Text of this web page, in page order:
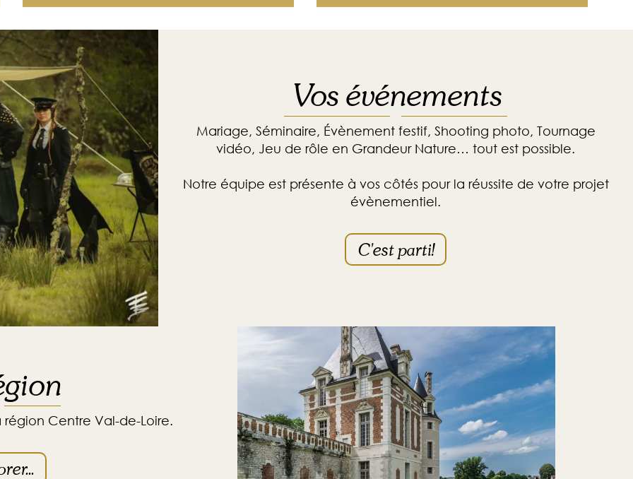
Vos événements
Mariage, Séminaire, Évènement festif, Shooting photo, Tournage
vidéo, Jeu de rôle en Grandeur Nature… tout est possible.
Notre équipe est présente à vos côtés pour la réussite de votre projet
évènementiel.
C'est parti!
Centre Val-de-Loire.